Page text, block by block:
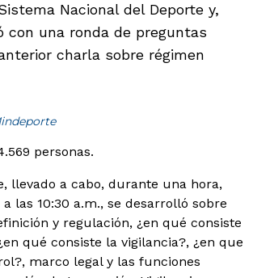
Nacional del Deporte y,
con una ronda de preguntas
charla sobre régimen
personas.
llevado a cabo, durante una hora,
las 10:30 a.m., se desarrolló sobre
y regulación, ¿en qué consiste
qué consiste la vigilancia?, ¿en que
marco legal y las funciones